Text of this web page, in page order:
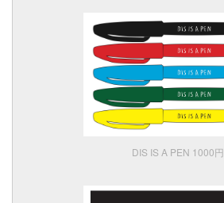
DIS IS A PEN 1000円